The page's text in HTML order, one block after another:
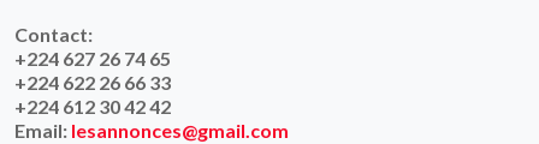
Contact:
+224 627 26 74 65
+224 622 26 66 33
+224 612 30 42 42
Email: lesannonces@gmail.com